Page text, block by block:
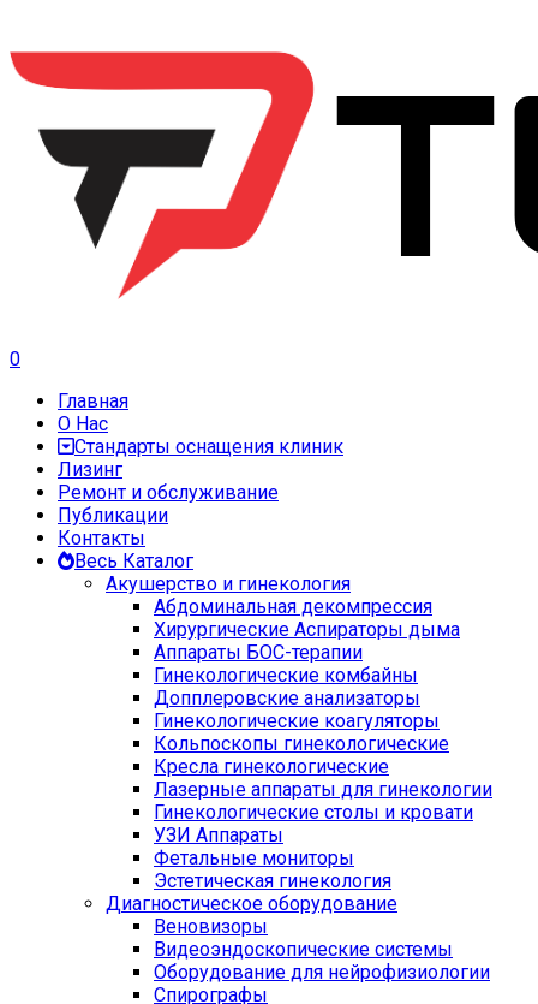
0
Главная
О Нас
Стандарты оснащения клиник
Лизинг
Ремонт и обслуживание
Публикации
Контакты
Весь Каталог
Акушерство и гинекология
Абдоминальная декомпрессия
Хирургические Аспираторы дыма
Аппараты БОС-терапии
Гинекологические комбайны
Допплеровские анализаторы
Гинекологические коагуляторы
Кольпоскопы гинекологические
Кресла гинекологические
Лазерные аппараты для гинекологии
Гинекологические столы и кровати
УЗИ Аппараты
Фетальные мониторы
Эстетическая гинекология
Диагностическое оборудование
Веновизоры
Видеоэндоскопические системы
Оборудование для нейрофизиологии
Спирографы